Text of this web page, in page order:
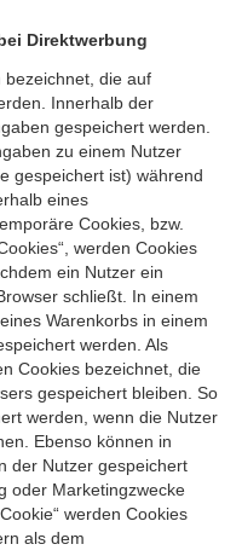
Direktwerbung
bezeichnet, die auf
Innerhalb der
gespeichert werden.
zu einem Nutzer
gespeichert ist) während
eines
Cookies, bzw.
werden Cookies
ein Nutzer ein
schließt. In einem
Warenkorbs in einem
werden. Als
Cookies bezeichnet, die
gespeichert bleiben. So
werden, wenn die Nutzer
Ebenso können in
der Nutzer gespeichert
oder Marketingzwecke
werden Cookies
als dem